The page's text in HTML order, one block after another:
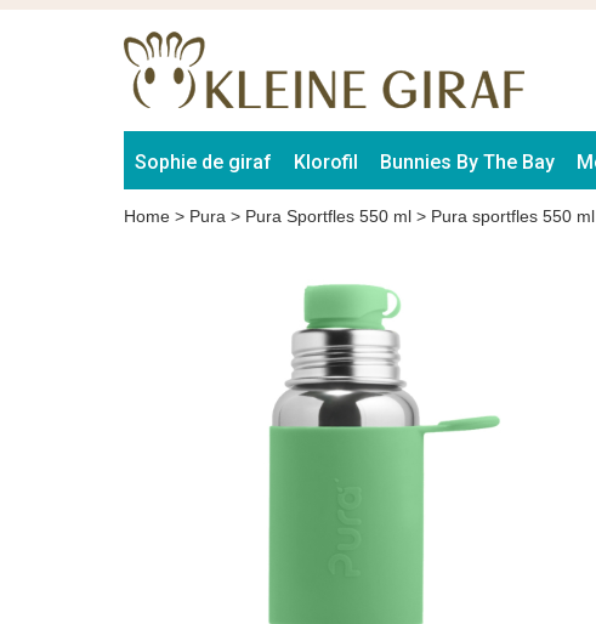
Sophie de giraf Klorofil Bunnies By The Bay
Home > Pura > Pura Sportfles 550 ml > Pura sportfles 550